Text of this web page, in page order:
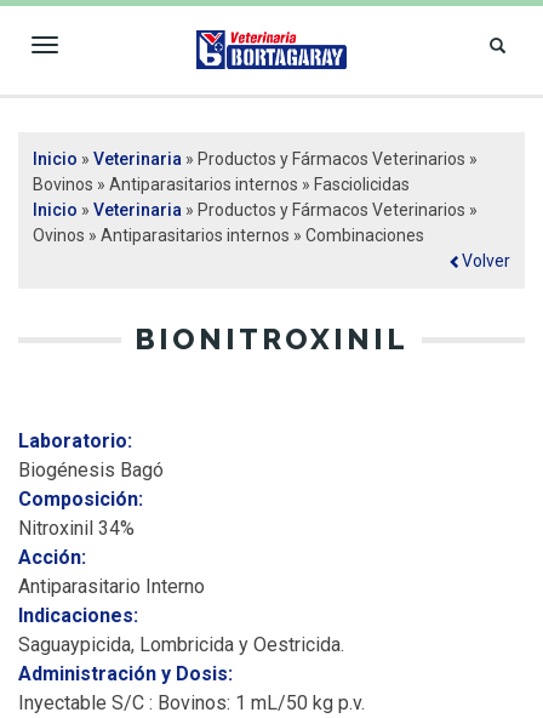
Toggle
BORTAGARAY
Se encuentra usted aquí
Inicio » Veterinaria » Productos y Fármacos Veterinarios »
Bovinos » Antiparasitarios internos » Fasciolicidas
Inicio » Veterinaria » Productos y Fármacos Veterinarios »
Ovinos » Antiparasitarios internos » Combinaciones
Volver
BIONITROXINIL
Laboratorio:
Biogénesis Bagó
Composición:
Nitroxinil 34%
Acción:
Antiparasitario Interno
Indicaciones:
Saguaypicida, Lombricida y Oestricida.
Administración y Dosis:
Inyectable S/C : Bovinos: 1 mL/50 kg p.v.